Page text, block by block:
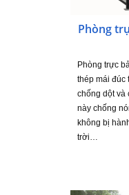
Phòng
Phòng trực
thép mái đúc
chống dột và
này chống
không bị
trời…